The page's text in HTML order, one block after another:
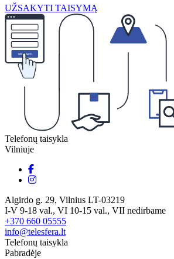
UŽSAKYTI TAISYMĄ
Telefonų taisykla
Vilniuje
Algirdo g. 29, Vilnius LT-03219
I-V 9-18 val., VI 10-15 val., VII nedirbame
+370 660 05555
info@telesfera.lt
Telefonų taisykla
Pabradėje